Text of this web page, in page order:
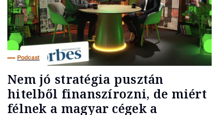
Podcast
Nem jó stratégia pusztán
hitelből finanszírozni, de miért
félnek a magyar cégek a